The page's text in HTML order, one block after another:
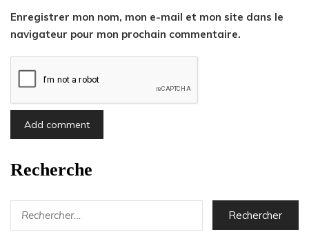
Enregistrer mon nom, mon e-mail et mon site dans le
navigateur pour mon prochain commentaire.
Recherche